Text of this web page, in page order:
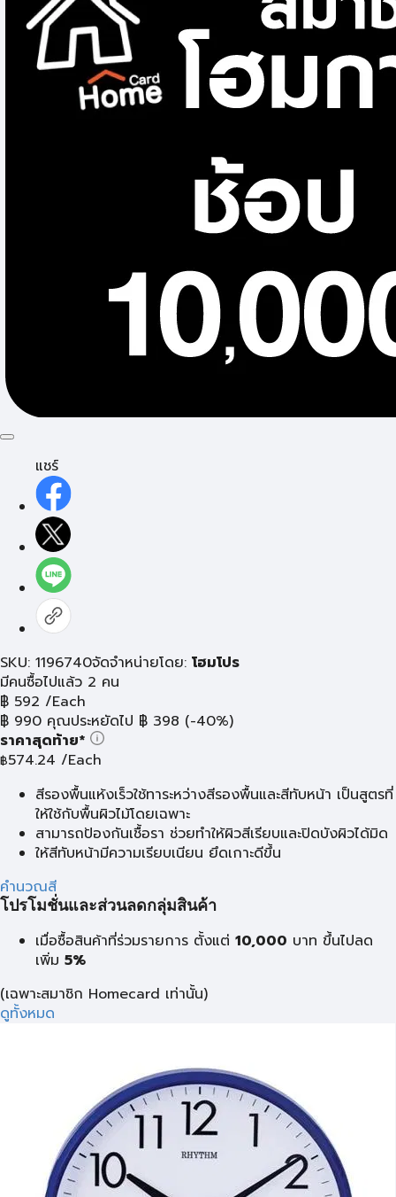
แชร์
SKU: 1196740จัดจำหน่ายโดย: โฮมโปร
มีคนซื้อไปแล้ว 2 คน
฿ 592 /Each
฿ 990 คุณประหยัดไป ฿ 398 (-40%)
ราคาสุดท้าย*
฿574.24 /Each
สีรองพื้นแห้งเร็วใช้ทาระหว่างสีรองพื้นและสีทับหน้า เป็นสูตรที่
ให้ใช้กับพื้นผิวไม้โดยเฉพาะ
สามารถป้องกันเชื้อรา ช่วยทำให้ผิวสีเรียบและปิดบังผิวได้มิด
ให้สีทับหน้ามีความเรียบเนียน ยึดเกาะดีขึ้น
คำนวณสี
โปรโมชั่นและส่วนลดกลุ่มสินค้า
เมื่อซื้อสินค้าที่ร่วมรายการ ตั้งแต่ 10,000 บาท ขึ้นไปลด
เพิ่ม 5%
(เฉพาะสมาชิก Homecard เท่านั้น)
ดูทั้งหมด